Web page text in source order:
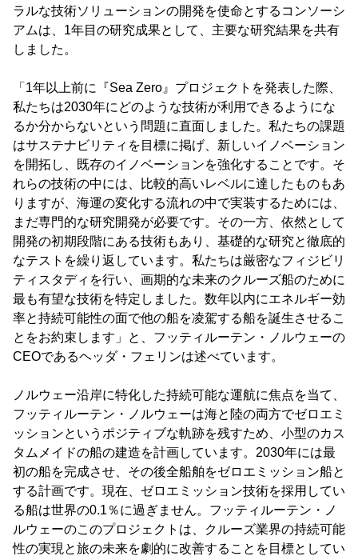
ラルな技術ソリューションの開発を使命とするコンソーシ
アムは、1年目の研究成果として、主要な研究結果を共有
しました。
「1年以上前に『Sea Zero』プロジェクトを発表した際、
私たちは2030年にどのような技術が利用できるようにな
るか分からないという問題に直面しました。私たちの課題
はサステナビリティを目標に掲げ、新しいイノベーション
を開拓し、既存のイノベーションを強化することです。そ
れらの技術の中には、比較的高いレベルに達したものもあ
りますが、海運の変化する流れの中で実装するためには、
まだ専門的な研究開発が必要です。その一方、依然として
開発の初期段階にある技術もあり、基礎的な研究と徹底的
なテストを繰り返しています。私たちは厳密なフィジビリ
ティスタディを行い、画期的な未来のクルーズ船のために
最も有望な技術を特定しました。数年以内にエネルギー効
率と持続可能性の面で他の船を凌駕する船を誕生させるこ
とをお約束します」と、フッティルーテン・ノルウェーの
CEOであるヘッダ・フェリンは述べています。
ノルウェー沿岸に特化した持続可能な運航に焦点を当て、
フッティルーテン・ノルウェーは海と陸の両方でゼロエミ
ッションというポジティブな軌跡を残すため、小型のカス
タムメイドの船の建造を計画しています。2030年には最
初の船を完成させ、その後全船舶をゼロエミッション船と
する計画です。現在、ゼロエミッション技術を採用してい
る船は世界の0.1％に過ぎません。フッティルーテン・ノ
ルウェーのこのプロジェクトは、クルーズ業界の持続可能
性の実現と旅の未来を劇的に改善することを目標としてい